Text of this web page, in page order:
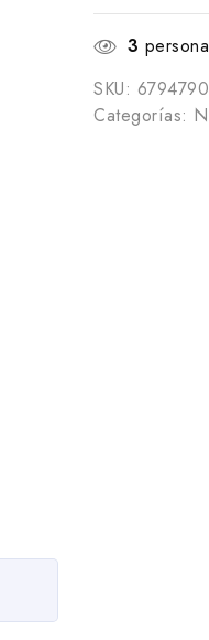
3
SKU:
Categorías: